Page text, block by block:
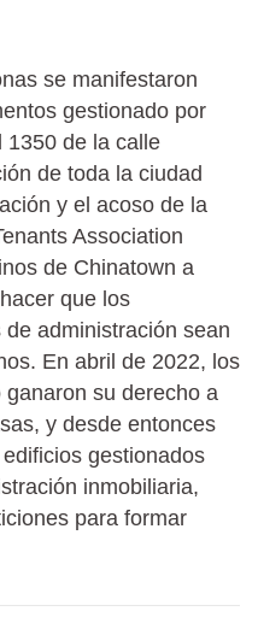
se manifestaron
gestionado por
1350 de la calle
de toda la ciudad
y el acoso de la
Association
de Chinatown a
que los
administración sean
En abril de 2022, los
su derecho a
y desde entonces
gestionados
inmobiliaria,
para formar